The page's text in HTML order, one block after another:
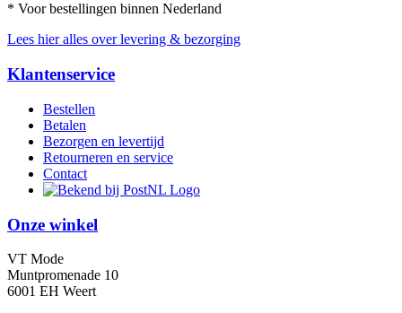
* Voor bestellingen binnen Nederland
Lees hier alles over levering & bezorging
Klantenservice
Bestellen
Betalen
Bezorgen en levertijd
Retourneren en service
Contact
Onze winkel
VT Mode
Muntpromenade 10
6001 EH Weert